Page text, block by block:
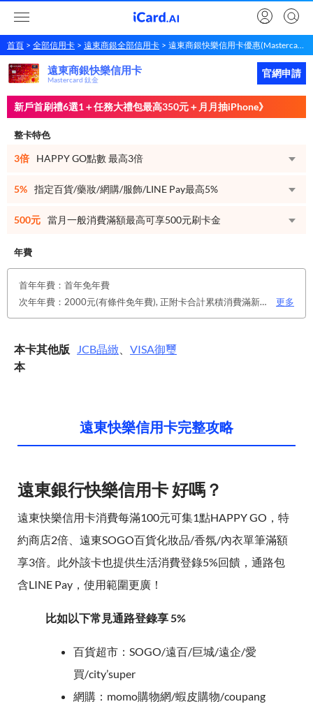
首頁 全部信用卡 遠東商銀全部信用卡 遠東商銀快樂信用卡優惠(Mastercard 鈦金)
遠東商銀快樂信用卡 立即申請
遠東商銀快樂信用卡
Mastercard 鈦金
官網申請
新戶首刷禮6選1＋任務大禮包最高350元＋月月抽iPhone》
整卡特色
3倍 HAPPY GO點數 最高3倍
5% 指定百貨/藥妝/網購/服飾/LINE Pay最高5%
500元 當月一般消費滿額最高可享500元刷卡金
年費
首年年費：首年免年費
次年年費：2000元(有條件免年費), 正附卡合計累積消費滿新台幣6萬元(含)或12筆，即享次年免年費。
更多
本卡其他版
本
JCB晶緻 VISA御璽
遠東快樂信用卡完整攻略
遠東銀行快樂信用卡 好嗎？
遠東快樂信用卡消費每滿100元可集1點HAPPY GO，特
約商店2倍、遠東SOGO百貨化妝品/香氛/內衣單筆滿額
享3倍。此外該卡也提供生活消費登錄5%回饋，通路包
含LINE Pay，使用範圍更廣！
比如以下常見通路登錄享 5%
百貨超市：SOGO/遠百/巨城/遠企/愛
買/city’super
網購：momo購物網/蝦皮購物/coupang